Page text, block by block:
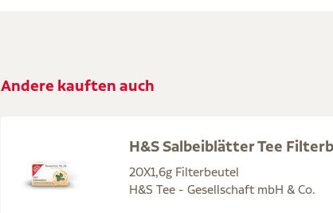
Andere kauften auch
H&S Salbeiblätter Tee
20X1,6g Filterbeutel
H&S Tee - Gesellschaft mbH & Co.